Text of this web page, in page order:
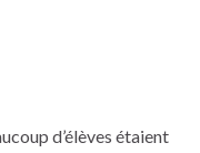
d’élèves étaient